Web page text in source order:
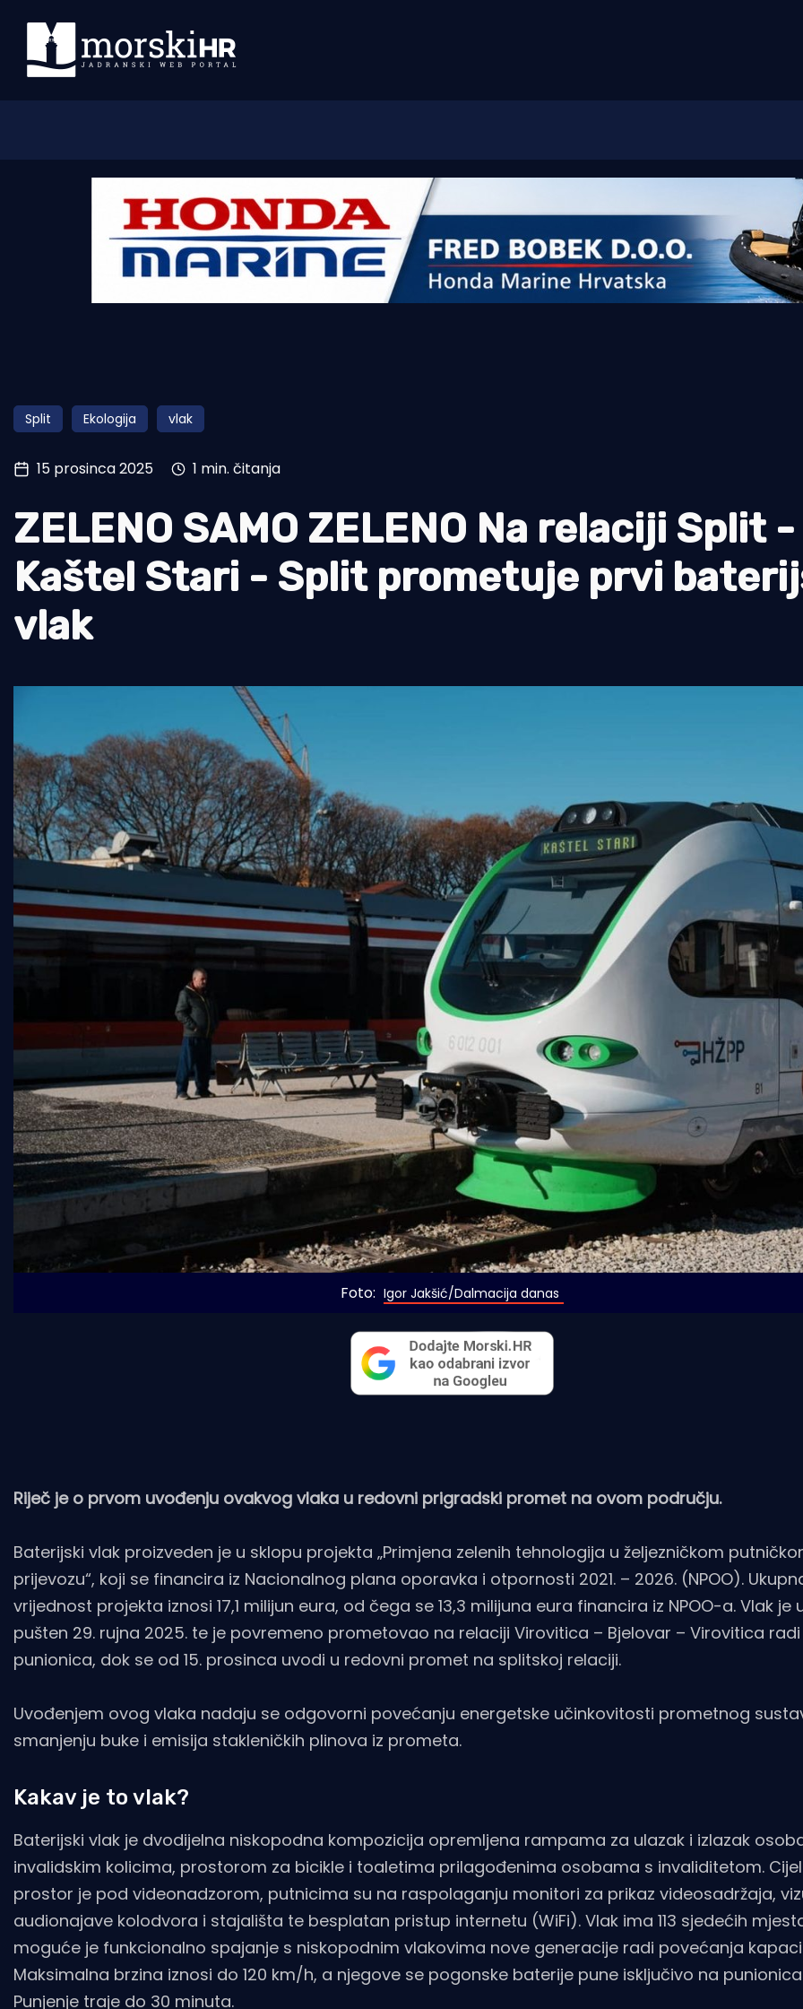
Morski plus
Pomorstvo
Ribolov
Tradicija i kultura
Split Ekologija vlak
15 prosinca 2025 1 min. čitanja
ZELENO SAMO ZELENO Na relaciji Split -
Kaštel Stari - Split prometuje prvi
vlak
Foto: Igor Jakšić/Dalmacija danas
Riječ je o prvom uvođenju ovakvog vlaka u redovni prigradski promet na ovom području.
Baterijski vlak proizveden je u sklopu projekta „Primjena zelenih tehnologija u željezničkom
prijevozu“, koji se financira iz Nacionalnog plana oporavka i otpornosti 2021. – 2026. (NPOO).
vrijednost projekta iznosi 17,1 milijun eura, od čega se 13,3 milijuna eura financira iz NPOO-a. Vlak je
pušten 29. rujna 2025. te je povremeno prometovao na relaciji Virovitica – Bjelovar – Virovitica
punionica, dok se od 15. prosinca uvodi u redovni promet na splitskoj relaciji.
Uvođenjem ovog vlaka nadaju se odgovorni povećanju energetske učinkovitosti prometnog
smanjenju buke i emisija stakleničkih plinova iz prometa.
Kakav je to vlak?
Baterijski vlak je dvodijelna niskopodna kompozicija opremljena rampama za ulazak i izlazak
invalidskim kolicima, prostorom za bicikle i toaletima prilagođenima osobama s invaliditetom.
prostor je pod videonadzorom, putnicima su na raspolaganju monitori za prikaz videosadržaja,
audionajave kolodvora i stajališta te besplatan pristup internetu (WiFi). Vlak ima 113 sjedećih
moguće je funkcionalno spajanje s niskopodnim vlakovima nove generacije radi povećanja
Maksimalna brzina iznosi do 120 km/h, a njegove se pogonske baterije pune isključivo na
Punjenje traje do 30 minuta.